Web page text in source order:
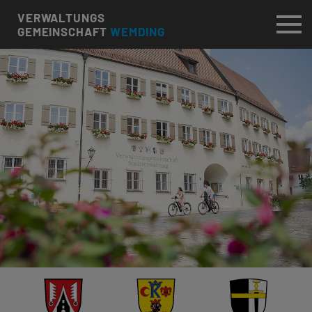
VERWALTUNGS
GEMEINSCHAFTWEMDING